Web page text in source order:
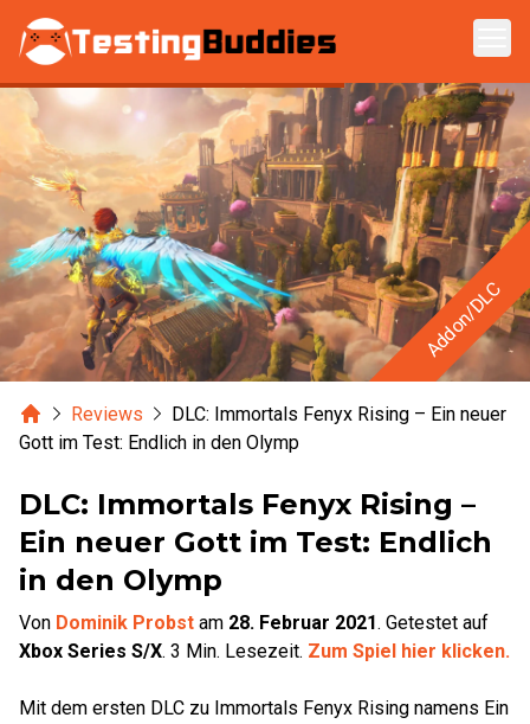
Zum Hauptinhalt springen
Addon/DLC
HomeReviews
DLC: Immortals Fenyx Rising – Ein neuer
Gott im Test: Endlich in den Olymp
DLC: Immortals Fenyx Rising –
Ein neuer Gott im Test: Endlich
in den Olymp
Von Dominik Probst am 28. Februar 2021. Getestet auf
Xbox Series S/X. 3 Min. Lesezeit. Zum Spiel hier klicken.
Mit dem ersten DLC zu Immortals Fenyx Rising namens Ein